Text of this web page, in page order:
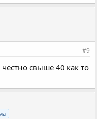
#9
честно свыше 40 как то